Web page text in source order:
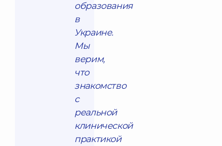
образования
в
Украине.
Мы
верим,
что
знакомство
с
реальной
клинической
практикой